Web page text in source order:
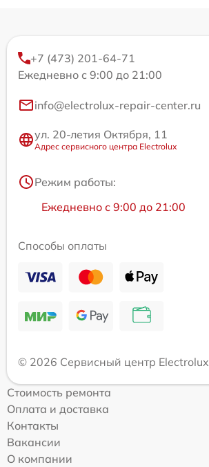
+7 (473) 201-64-71
Ежедневно с 9:00 до 21:00
info@electrolux-repair-center.ru
ул. 20-летия Октября, 11
Адрес сервисного центра Electrolux
Режим работы:
Ежедневно с 9:00 до 21:00
Способы оплаты
© 2026 Сервисный центр Electrolux
Стоимость ремонта
Оплата и доставка
Контакты
Вакансии
О компании